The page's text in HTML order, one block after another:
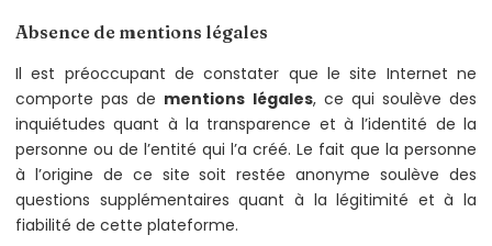
Absence de mentions légales
Il est préoccupant de constater que le site Internet ne
comporte pas de mentions légales, ce qui soulève des
inquiétudes quant à la transparence et à l’identité de la
personne ou de l’entité qui l’a créé. Le fait que la personne
à l’origine de ce site soit restée anonyme soulève des
questions supplémentaires quant à la légitimité et à la
fiabilité de cette plateforme.